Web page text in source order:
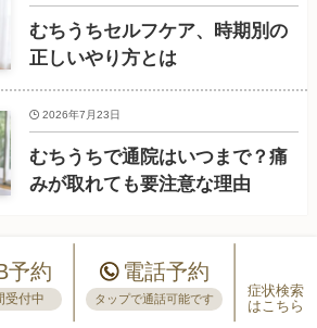
むちうちセルフケア、時期別の
正しいやり方とは
むちうちで通院はいつまで？痛
みが取れても要注意な理由
2026年7月23日
予約
受付中
電話予約
タップで通話可能です
症状検索
はこちら